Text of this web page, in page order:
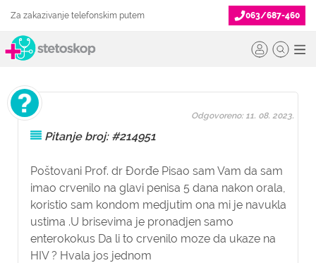
Za zakazivanje telefonskim putem 063/687-460
Pitanje broj: #214951
Poštovani Prof. dr Đorđe Pisao sam Vam da sam
imao crvenilo na glavi penisa 5 dana nakon orala,
koristio sam kondom medjutim ona mi je navukla
ustima .U brisevima je pronadjen samo
enterokokus Da li to crvenilo moze da ukaze na
HIV ? Hvala jos jednom
Odgovoreno: 11. 08. 2023.